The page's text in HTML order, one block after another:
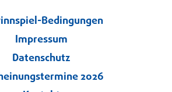
Bedingungen
Impressum
Datenschutz
2026